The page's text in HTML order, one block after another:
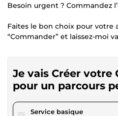
Besoin urgent ? Commandez
Faites le bon choix pour votre
“Commander” et laissez-moi
Je vais Créer votre
pour un parcours
Service basiquepour 15,00